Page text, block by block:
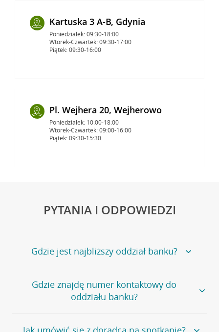
Kartuska 3 A-B, Gdynia
Poniedziałek: 09:30-18:00
Wtorek-Czwartek: 09:30-17:00
Piątek: 09:30-16:00
Pl. Wejhera 20, Wejherowo
Poniedziałek: 10:00-18:00
Wtorek-Czwartek: 09:00-16:00
Piątek: 09:30-15:30
PYTANIA I ODPOWIEDZI
Gdzie jest najbliższy oddział banku?
Jeśli szukasz oddziału naszego banku, zapraszamy na
stronęPlacówki i bankomaty, na której znajduje się
wygodna wyszukiwarka.
oddziałów
Gdzie znajdę numer kontaktowy do
oddziału banku?
Bank Credit Agricole nie udostępnia ogólnego numeru